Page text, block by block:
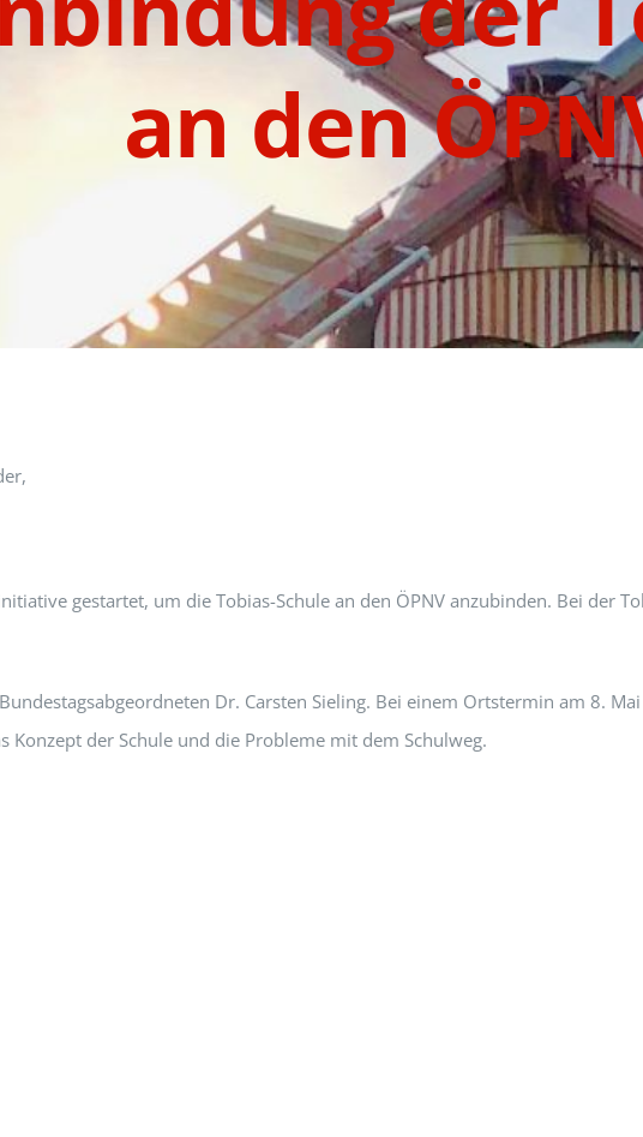
an den
gestartet, um die Tobias-Schule an den ÖPNV anzubinden. Bei der
Dr. Carsten Sieling. Bei einem Ortstermin am 8.
der Schule und die Probleme mit dem Schulweg.